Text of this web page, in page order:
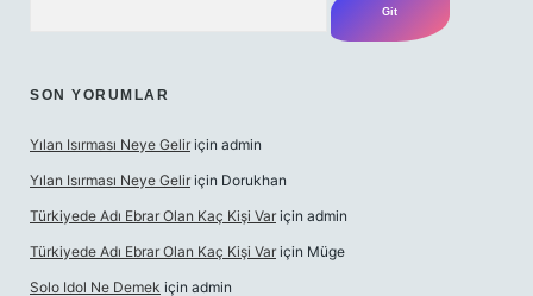
SON YORUMLAR
Yılan Isırması Neye Gelir için admin
Yılan Isırması Neye Gelir için Dorukhan
Türkiyede Adı Ebrar Olan Kaç Kişi Var için admin
Türkiyede Adı Ebrar Olan Kaç Kişi Var için Müge
Solo Idol Ne Demek için admin